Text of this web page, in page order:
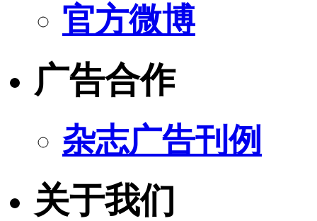
官方微博
广告合作
杂志广告刊例
关于我们